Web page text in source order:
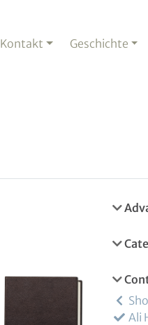
Kontakt Geschichte
Ali